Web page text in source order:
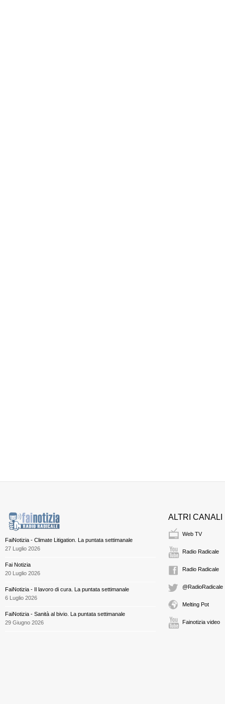
FaiNotizia - Climate Litigation. La puntata settimanale
27 Luglio 2026
Fai Notizia
20 Luglio 2026
FaiNotizia - Il lavoro di cura. La puntata settimanale
6 Luglio 2026
FaiNotizia - Sanità al bivio. La puntata settimanale
29 Giugno 2026
ALTRI CANALI
Web TV
Radio Radicale
Radio Radicale
@RadioRadicale
Melting Pot
Fainotizia video